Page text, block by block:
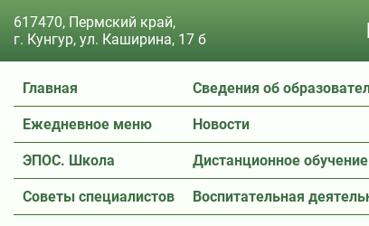
617470, Пермский край,
г. Кунгур, ул. Каширина, 17 б
Главная Сведения об
Ежедневное меню Новости
ЭПОС. Школа Дистанционное обучение
Советы специалистов Воспитательная